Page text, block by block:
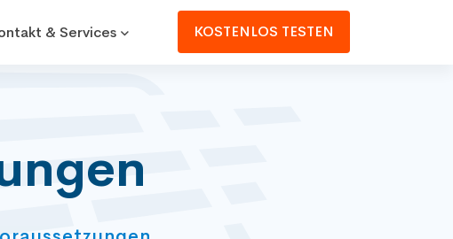
& Services KOSTENLOS TESTEN